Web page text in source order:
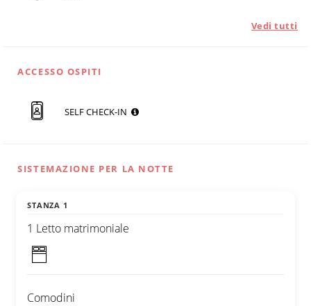
Vedi tutti
ACCESSO OSPITI
SELF CHECK-IN
SISTEMAZIONE PER LA NOTTE
STANZA 1
1 Letto matrimoniale
Comodini